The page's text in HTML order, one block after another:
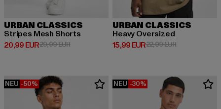
URBAN CLASSICS
Stripes Mesh Shorts
20,99 EUR
Derzeitiger Preis: 20,99 EUR
29,99 EURAktionspreis: 29,99 EUR
URBAN CLASSICS
Heavy Oversized
15,99 EUR
Derzeitiger Preis: 15,99 EUR
22,99 EURAktionspreis:
NEU -50% NEU -30%